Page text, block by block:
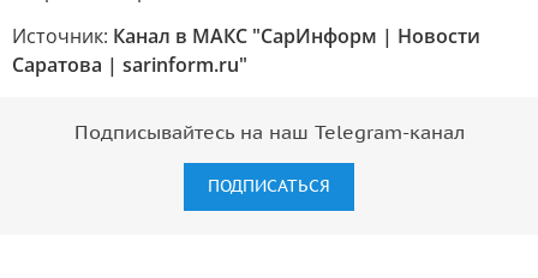
Источник: Канал в МАКС "СарИнформ | Новости
Саратова | sarinform.ru"
Подписывайтесь на наш Telegram-канал
ПОДПИСАТЬСЯ